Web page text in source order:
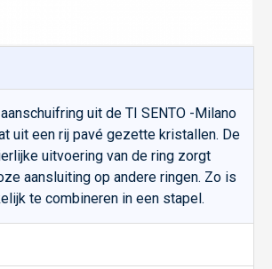
uit de TI SENTO -Milano
uit een rij pavé gezette kristallen. De
uitvoering van de ring zorgt
aansluiting op andere ringen. Zo is
te combineren in een stapel.